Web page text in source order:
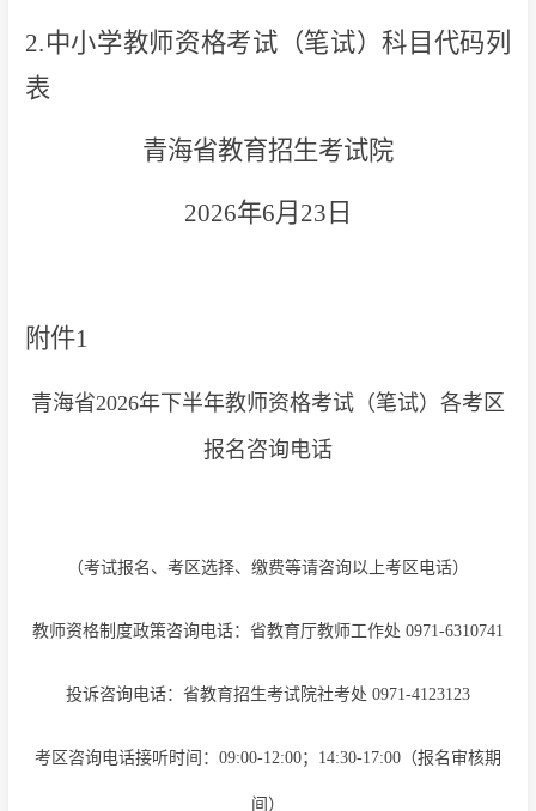
2.中小学教师资格考试（笔试）科目代码列
表
青海省教育招生考试院
2026年6月23日
附件1
青海省2026年下半年教师资格考试（笔试）各考区
报名咨询电话
（考试报名、考区选择、缴费等请咨询以上考区电话）
教师资格制度政策咨询电话：省教育厅教师工作处 0971-6310741
投诉咨询电话：省教育招生考试院社考处 0971-4123123
考区咨询电话接听时间：09:00-12:00；14:30-17:00（报名审核期
间）